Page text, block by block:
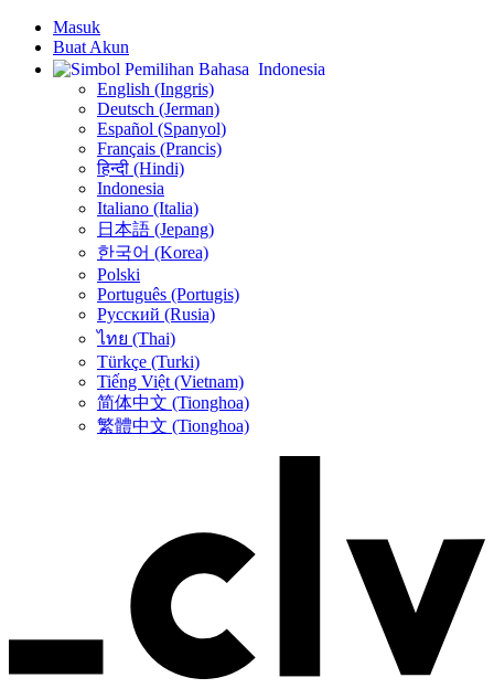
Masuk
Buat Akun
Indonesia
English (Inggris)
Deutsch (Jerman)
Español (Spanyol)
Français (Prancis)
हिन्दी (Hindi)
Indonesia
Italiano (Italia)
日本語 (Jepang)
한국어 (Korea)
Polski
Português (Portugis)
Русский (Rusia)
ไทย (Thai)
Türkçe (Turki)
Tiếng Việt (Vietnam)
简体中文 (Tionghoa)
繁體中文 (Tionghoa)